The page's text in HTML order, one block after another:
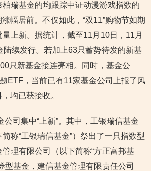
瑞基金的均跟踪中证动漫游戏指数的
幅居前。不仅如此，“双11”购物节如期
上新。据统计，截至11月10日，11月
陆续发行。若加上63只蓄势待发的新基
只新基金接连亮相。同时，基金公
ETF，当前已有11家基金公司上报了风
均已获接收。
公司集中“上新”。其中，工银瑞信基金
称“工银瑞信基金”）祭出了一只指数型
理有限公司（以下简称“方正富邦基
型基金，建信基金管理有限责任公司